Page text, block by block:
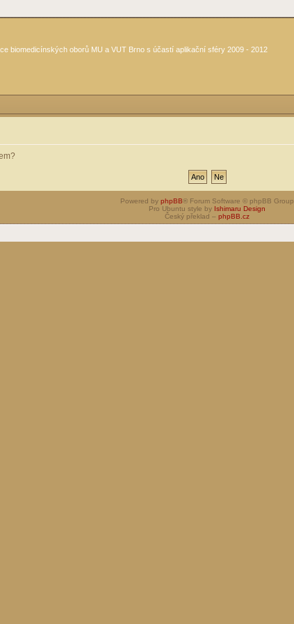
biomedicínských oborů MU a VUT Brno s účastí aplikační sféry 2009 - 2012
Powered by phpBB® Forum Software © phpBB Group
Pro Ubuntu style by Ishimaru Design
Český překlad – phpBB.cz